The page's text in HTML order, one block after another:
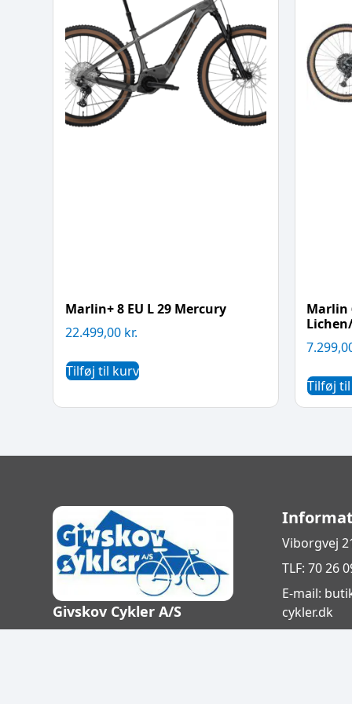
Marlin+ 8 EU L 29 Mercury
22.499,00 kr.
Tilføj til kurv
Marlin
Tilføj
Givskov Cykler A/S
Viborgvej
TLF: 70 26
E-mail:
cykler.dk